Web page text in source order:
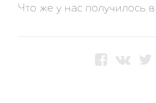
Что же у нас получилось в